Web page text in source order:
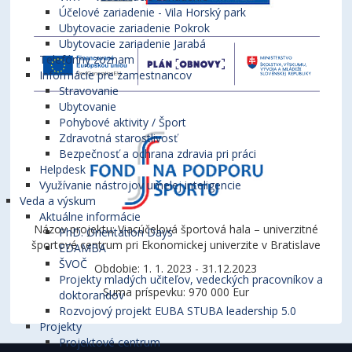
Účelové zariadenie - Vila Horský park
Ubytovacie zariadenie Pokrok
Ubytovacie zariadenie Jarabá
Telefónny zoznam
Informácie pre zamestnancov
Stravovanie
Ubytovanie
Pohybové aktivity / Šport
Zdravotná starostlivosť
Bezpečnosť a ochrana zdravia pri práci
Helpdesk
Využívanie nástrojov umelej inteligencie
Veda a výskum
Aktuálne informácie
PhD. Orientation Days
EDAMBA
ŠVOČ
Projekty mladých učiteľov, vedeckých pracovníkov a
doktorandov
Rozvojový projekt EUBA STUBA leadership 5.0
Projekty
Projektové centrum
Názov projektu: Viacúčelová športová hala – univerzitné
športové centrum pri Ekonomickej univerzite v Bratislave
Obdobie: 1. 1. 2023 - 31.12.2023
Suma príspevku: 970 000 Eur